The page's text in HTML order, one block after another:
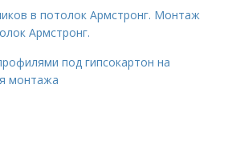
в потолок Армстронг. Монтаж
Армстронг.
под гипсокартон на
монтажа